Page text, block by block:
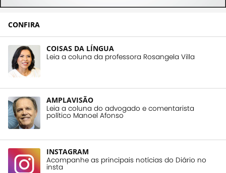
CONFIRA
COISAS DA LÍNGUA
Leia a coluna da professora Rosangela Villa
AMPLAVISÃO
Leia a coluna do advogado e comentarista
político Manoel Afonso
INSTAGRAM
Acompanhe as principais notícias do Diário no
insta